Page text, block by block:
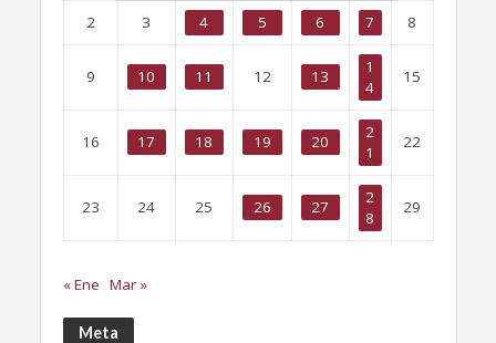
2 3 4 5 6 7 8
9 10 11 12 13
1
4
15
16 17 18 19 20
2
1
22
23 24 25 26 27
2
8
29
« Ene Mar »
Meta